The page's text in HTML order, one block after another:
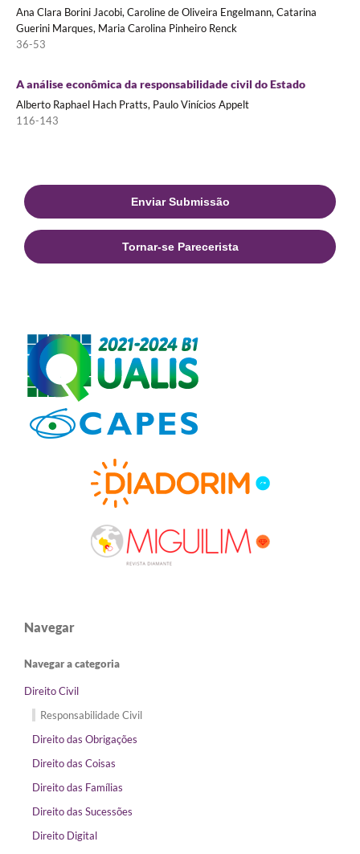
Ana Clara Borini Jacobi, Caroline de Oliveira Engelmann, Catarina
Guerini Marques, Maria Carolina Pinheiro Renck
36-53
A análise econômica da responsabilidade civil do Estado
Alberto Raphael Hach Pratts, Paulo Vinícios Appelt
116-143
Enviar Submissão
Tornar-se Parecerista
Navegar
Navegar a categoria
Direito Civil
Responsabilidade Civil
Direito das Obrigações
Direito das Coisas
Direito das Famílias
Direito das Sucessões
Direito Digital